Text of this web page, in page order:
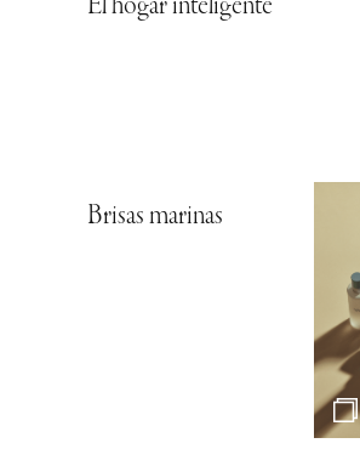
El hogar inteligente
Brisas marinas